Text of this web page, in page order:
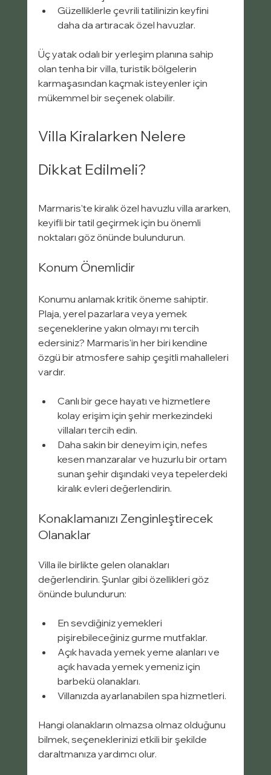
Güzelliklerle çevrili tatilinizin keyfini
daha da artıracak özel havuzlar.
Üç yatak odalı bir yerleşim planına sahip
olan tenha bir villa, turistik bölgelerin
karmaşasından kaçmak isteyenler için
mükemmel bir seçenek olabilir.
Villa Kiralarken Nelere
Dikkat Edilmeli?
Marmaris'te kiralık özel havuzlu villa ararken,
keyifli bir tatil geçirmek için bu önemli
noktaları göz önünde bulundurun.
Konum Önemlidir
Konumu anlamak kritik öneme sahiptir.
Plaja, yerel pazarlara veya yemek
seçeneklerine yakın olmayı mı tercih
edersiniz? Marmaris'in her biri kendine
özgü bir atmosfere sahip çeşitli mahalleleri
vardır.
Canlı bir gece hayatı ve hizmetlere
kolay erişim için şehir merkezindeki
villaları tercih edin.
Daha sakin bir deneyim için, nefes
kesen manzaralar ve huzurlu bir ortam
sunan şehir dışındaki veya tepelerdeki
kiralık evleri değerlendirin.
Konaklamanızı Zenginleştirecek
Olanaklar
Villa ile birlikte gelen olanakları
değerlendirin. Şunlar gibi özellikleri göz
önünde bulundurun:
En sevdiğiniz yemekleri
pişirebileceğiniz gurme mutfaklar.
Açık havada yemek yeme alanları ve
açık havada yemek yemeniz için
barbekü olanakları.
Villanızda ayarlanabilen spa hizmetleri.
Hangi olanakların olmazsa olmaz olduğunu
bilmek, seçeneklerinizi etkili bir şekilde
daraltmanıza yardımcı olur.